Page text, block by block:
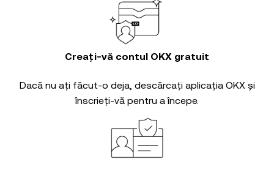
Creați-vă contul OKX gratuit
Dacă nu ați făcut-o deja, descărcați aplicația OKX și
înscrieți-vă pentru a începe.